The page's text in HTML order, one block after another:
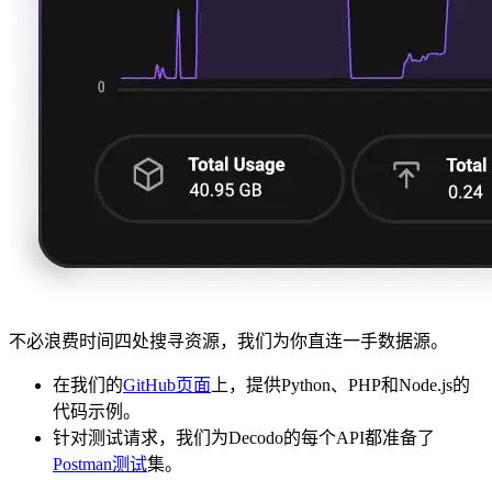
不必浪费时间四处搜寻资源，我们为你直连一手数据源。
在我们的GitHub页面 上，提供Python、PHP和Node.js的
代码示例。
针对测试请求，我们为Decodo的每个API都准备了
Postman测试集。